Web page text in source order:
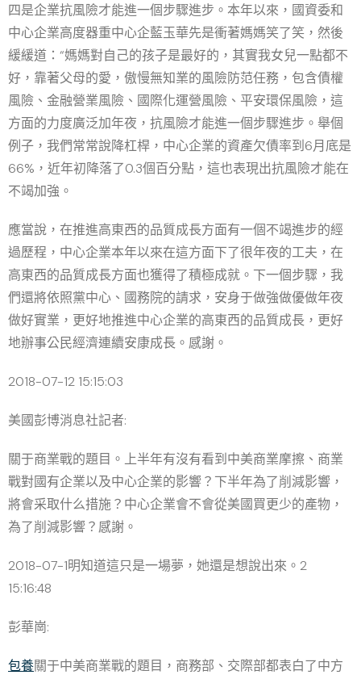
四是企業抗風險才能進一個步驟進步。本年以來，國資委和
中心企業高度器重中心企藍玉華先是衝著媽媽笑了笑，然後
緩緩道：“媽媽對自己的孩子是最好的，其實我女兒一點都不
好，靠著父母的愛，傲慢無知業的風險防范任務，包含債權
風險、金融營業風險、國際化運營風險、平安環保風險，這
方面的力度廣泛加年夜，抗風險才能進一個步驟進步。舉個
例子，我們常常說降杠桿，中心企業的資產欠債率到6月底是
66%，近年初降落了0.3個百分點，這也表現出抗風險才能在
不竭加強。
應當說，在推進高東西的品質成長方面有一個不竭進步的經
過歷程，中心企業本年以來在這方面下了很年夜的工夫，在
高東西的品質成長方面也獲得了積極成就。下一個步驟，我
們還將依照黨中心、國務院的請求，安身于做強做優做年夜
做好實業，更好地推進中心企業的高東西的品質成長，更好
地辦事公民經濟連續安康成長。感謝。
2018-07-12 15:15:03
美國彭博消息社記者:
關于商業戰的題目。上半年有沒有看到中美商業摩擦、商業
戰對國有企業以及中心企業的影響？下半年為了削減影響，
將會采取什么措施？中心企業會不會從美國買更少的產物，
為了削減影響？感謝。
2018-07-1明知道這只是一場夢，她還是想說出來。2
15:16:48
彭華崗:
包養關于中美商業戰的題目，商務部、交際部都表白了中方